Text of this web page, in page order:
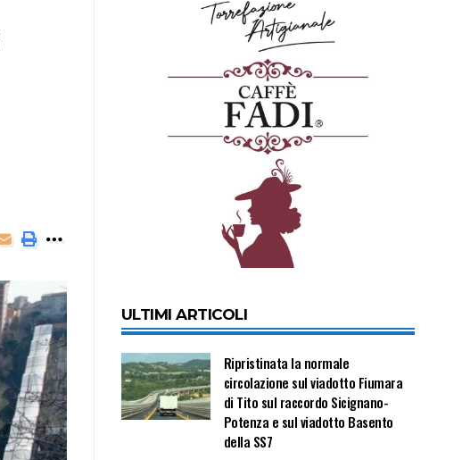
ULTIMI ARTICOLI
Ripristinata la normale
circolazione sul viadotto Fiumara
di Tito sul raccordo Sicignano-
Potenza e sul viadotto Basento
della SS7